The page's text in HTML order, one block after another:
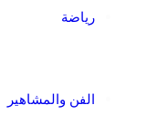
الفن والمشاهير